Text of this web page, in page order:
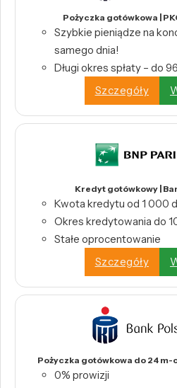
Pożyczka gotówkowa |
Szybkie pieniądze na
samego dnia!
Długi okres spłaty – do
Szczegóły
Kredyt gotówkowy |
Kwota kredytu od 1 000
Okres kredytowania do
Stałe oprocentowanie
Szczegóły
Pożyczka gotówkowa do 24 m-
0% prowizji